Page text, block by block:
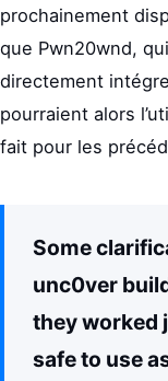
prochainement
que Pwn20wnd,
directement
pourraient alors
fait pour les
Some
unc0ver
they worked
safe to use